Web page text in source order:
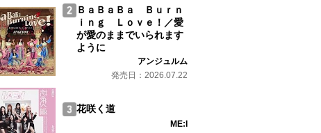
ＢａＢａＢａ Ｂｕｒｎ
ｉｎｇ Ｌｏｖｅ！／愛
が愛のままでいられます
ように
アンジュルム
発売日：2026.07.22
花咲く道
ME:I